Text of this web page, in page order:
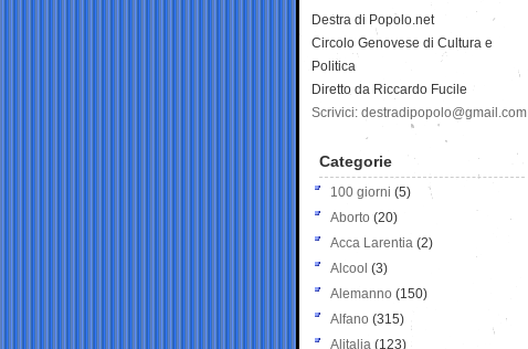
Destra di Popolo.net
Circolo Genovese di Cultura e
Politica
Diretto da Riccardo Fucile
Scrivici: destradipopolo@gmail.com
Categorie
100 giorni (5)
Aborto (20)
Acca Larentia (2)
Alcool (3)
Alemanno (150)
Alfano (315)
Alitalia (123)